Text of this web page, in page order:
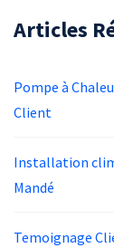
Articles
Pompe à
Client
Installation
Mandé
Temoignage